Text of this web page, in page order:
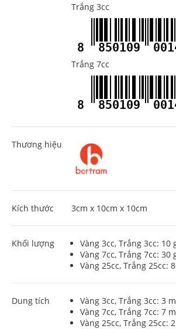
Trắng 3cc
8 850109
Trắng 7cc
8 850109
Thương hiệu
Kích thước 3cm x 10cm x 10cm
Khối lượng
Vàng 3cc, Trắng 3cc: 10
Vàng 7cc, Trắng 7cc: 30
Vàng 25cc, Trắng 25cc:
Dung tích
Vàng 3cc, Trắng 3cc: 3
Vàng 7cc, Trắng 7cc: 7
Vàng 25cc, Trắng 25cc: